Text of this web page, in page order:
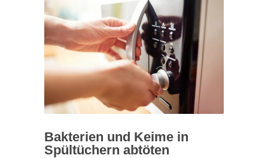
Bakterien und Keime in
Spültüchern abtöten